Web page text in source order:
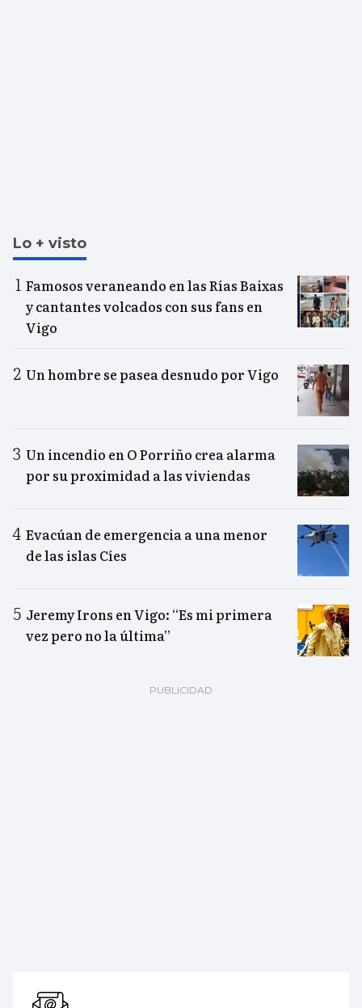
Lo + visto
Famosos veraneando en las Rías Baixas
y cantantes volcados con sus fans en
Vigo
Un hombre se pasea desnudo por Vigo
Un incendio en O Porriño crea alarma
por su proximidad a las viviendas
Evacúan de emergencia a una menor
de las islas Cíes
Jeremy Irons en Vigo: “Es mi primera
vez pero no la última”